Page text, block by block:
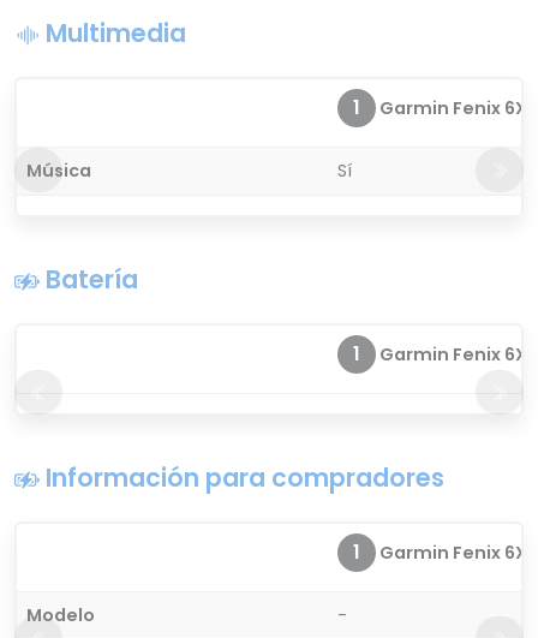
Multimedia
1 Garmin Fenix 6X
Música Sí
Batería
1 Garmin Fenix 6X
Información para compradores
1 Garmin Fenix 6X
Modelo
-